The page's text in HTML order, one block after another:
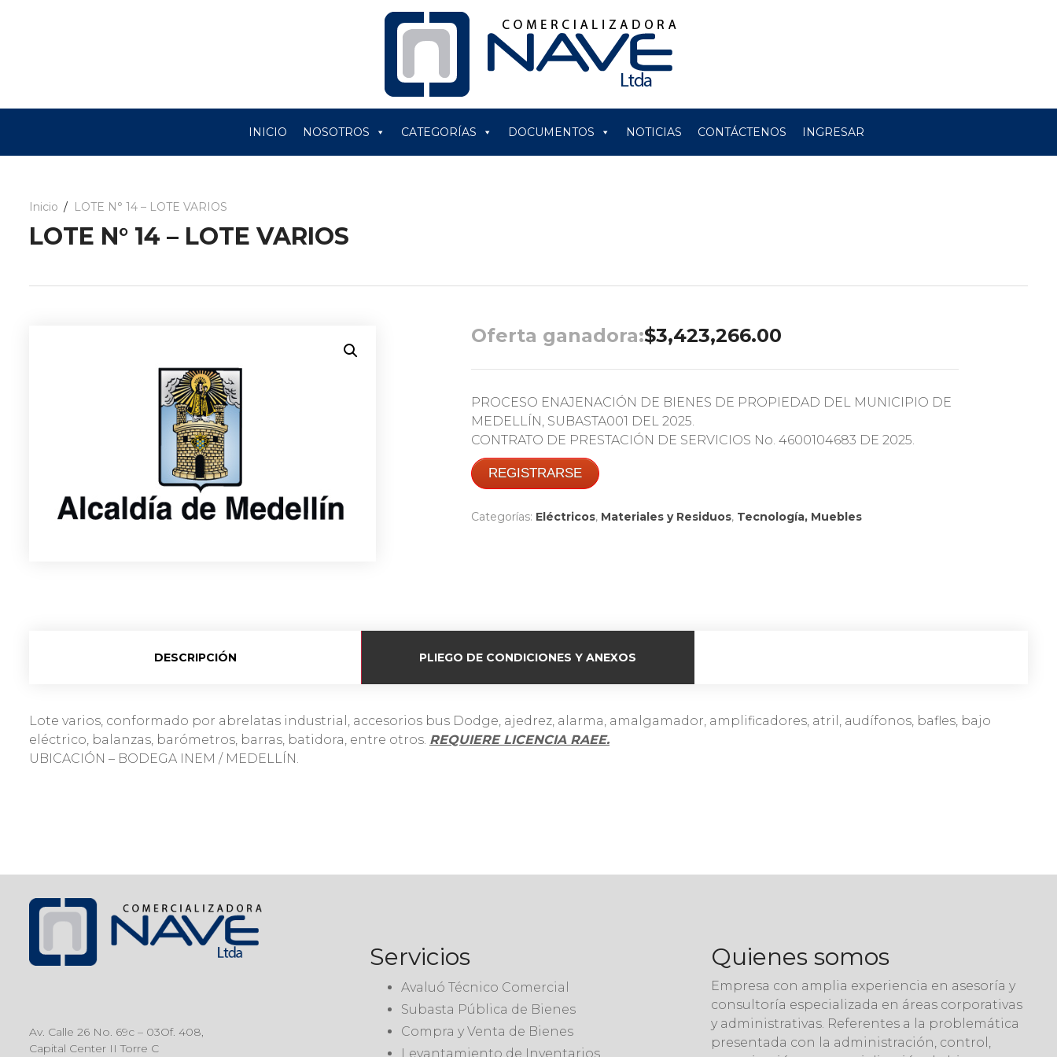
INICIO NOSOTROS CATEGORÍAS DOCUMENTOS NOTICIAS CONTÁCTENOS INGRESAR
Inicio LOTE N° 14 – LOTE VARIOS
LOTE N° 14 – LOTE VARIOS
Oferta ganadora:$3,423,266.00
PROCESO ENAJENACIÓN DE BIENES DE PROPIEDAD DEL MUNICIPIO DE
MEDELLÍN, SUBASTA001 DEL 2025.
CONTRATO DE PRESTACIÓN DE SERVICIOS No. 4600104683 DE 2025.
REGISTRARSE
Categorías: Eléctricos, Materiales y Residuos, Tecnología, Muebles
DESCRIPCIÓN PLIEGO DE CONDICIONES Y ANEXOS
Lote varios, conformado por abrelatas industrial, accesorios bus Dodge, ajedrez, alarma, amalgamador, amplificadores, atril, audífonos, bafles, bajo
eléctrico, balanzas, barómetros, barras, batidora, entre otros. REQUIERE LICENCIA RAEE.
UBICACIÓN – BODEGA INEM / MEDELLÍN.
Av. Calle 26 No. 69c – 03Of. 408,
Capital Center II Torre C
Servicios
Avaluó Técnico Comercial
Subasta Pública de Bienes
Compra y Venta de Bienes
Levantamiento de Inventarios
Quienes somos
Empresa con amplia experiencia en asesoría y
consultoría especializada en áreas corporativas
y administrativas. Referentes a la problemática
presentada con la administración, control,